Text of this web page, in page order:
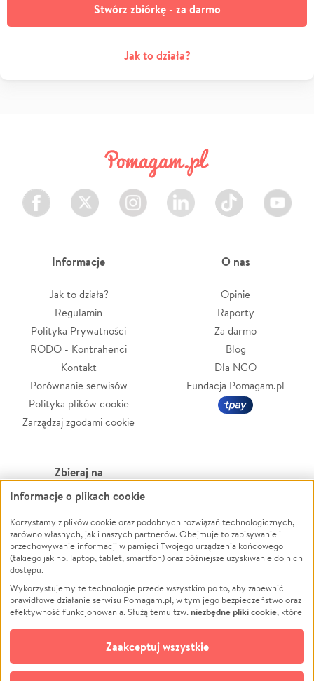
Stwórz zbiórkę - za darmo
Jak to działa?
Facebook Twitter Instagram LinkedIn TikTok Youtube
Informacje
Jak to działa?
Regulamin
Polityka Prywatności
RODO - Kontrahenci
Kontakt
Porównanie serwisów
Polityka plików cookie
Zarządzaj zgodami cookie
O nas
Opinie
Raporty
Za darmo
Blog
Dla NGO
Fundacja Pomagam.pl
Zbieraj na
Leczenie
Zwierzęta
Pożar
Ukraina
Pomoc Finansowa
Projekty
Pogrzeb
Społeczność lokalna
Kultura
Powódź
Wichura
NGO
Edukacja
Podróż
Impreza
Ochrona środowiska
Biznes
Informacje o plikach cookie
Korzystamy z plików cookie oraz podobnych rozwiązań technologicznych,
zarówno własnych, jak i naszych partnerów. Obejmuje to zapisywanie i
przechowywanie informacji w pamięci Twojego urządzenia końcowego
(takiego jak np. laptop, tablet, smartfon) oraz późniejsze uzyskiwanie do nich
dostępu.
Wykorzystujemy te technologie przede wszystkim po to, aby zapewnić
prawidłowe działanie serwisu Pomagam.pl, w tym jego bezpieczeństwo oraz
efektywność funkcjonowania. Służą temu tzw.niezbędne pliki cookie, które
opcjonalnych plików cookie
technologii do celów analitycznych i retargetingowych. Możesz wyrazić
zgodę na ich stosowanie lub jej odmówić. W dowolnym momencie masz
możliwość zmiany swoich preferencji na stronie „Zarządzaj zgodami cookie”,
Zaakceptuj wszystkie